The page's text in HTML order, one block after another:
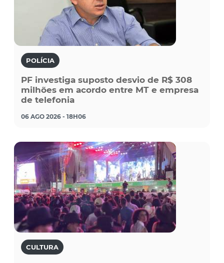
POLÍCIA
PF investiga suposto desvio de R$ 308
milhões em acordo entre MT e empresa
de telefonia
06 AGO 2026 - 18H06
CULTURA